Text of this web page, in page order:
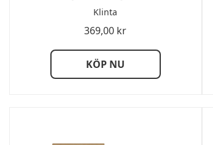
Klinta
369,00 kr
KÖP NU